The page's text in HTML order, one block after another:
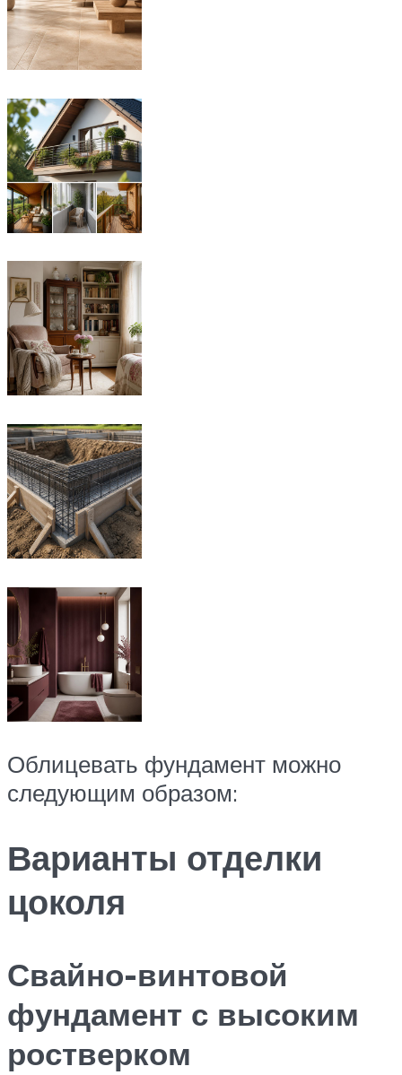
Облицевать фундамент можно
следующим образом:
Варианты отделки
цоколя
Свайно-винтовой
фундамент с высоким
ростверком